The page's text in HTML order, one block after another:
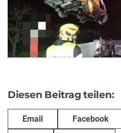
Diesen Beitrag teilen:
Email Facebook